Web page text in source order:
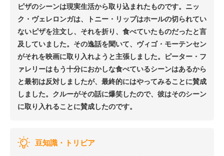
ピザのシーンは現実生活から取り込まれたものです。ニッ
ク・ヴェレロンガは、トニー・リップはホールの切られてい
ないピザを注文し、それを折り、食べていたものだったと言
及していました。その逸話を聞いて、ヴィゴ・モーテンセン
がそれを映画に取り入れようと主張しました。ピーター・フ
ァレリーはもう十分におかしな食べているシーンはあるから
と最初は反対しましたが、最終的にはやってみることに賛成
しました。クルーがその話に爆笑したので、彼はそのシーン
に取り入れることに賛成したのです。
豆知識・トリビア